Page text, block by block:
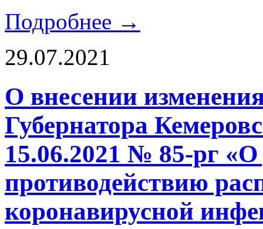
Подробнее →
29.07.2021
О внесении
Губернатора
15.06.2021 № 85-рг
противодействию
коронавирусной